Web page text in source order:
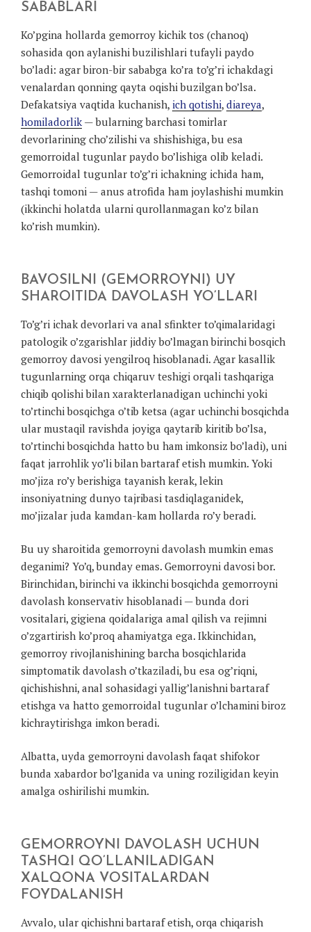
SABABLARI
Ko’pgina hollarda gemorroy kichik tos (chanoq)
sohasida qon aylanishi buzilishlari tufayli paydo
bo’ladi: agar biron-bir sababga ko’ra to’g’ri ichakdagi
venalardan qonning qayta oqishi buzilgan bo’lsa.
Defakatsiya vaqtida kuchanish, ich qotishi, diareya,
homiladorlik— bularning barchasi tomirlar
devorlarining cho’zilishi va shishishiga, bu esa
gemorroidal tugunlar paydo bo’lishiga olib keladi.
Gemorroidal tugunlar to’g’ri ichakning ichida ham,
tashqi tomoni — anus atrofida ham joylashishi mumkin
(ikkinchi holatda ularni qurollanmagan ko’z bilan
ko’rish mumkin).
BAVOSILNI (GEMORROYNI) UY
SHAROITIDA DAVOLASH YO’LLARI
To’g’ri ichak devorlari va anal sfinkter to’qimalaridagi
patologik o’zgarishlar jiddiy bo’lmagan birinchi bosqich
gemorroy davosi yengilroq hisoblanadi. Agar kasallik
tugunlarning orqa chiqaruv teshigi orqali tashqariga
chiqib qolishi bilan xarakterlanadigan uchinchi yoki
to’rtinchi bosqichga o’tib ketsa (agar uchinchi bosqichda
ular mustaqil ravishda joyiga qaytarib kiritib bo’lsa,
to’rtinchi bosqichda hatto bu ham imkonsiz bo’ladi), uni
faqat jarrohlik yo’li bilan bartaraf etish mumkin. Yoki
mo’jiza ro’y berishiga tayanish kerak, lekin
insoniyatning dunyo tajribasi tasdiqlaganidek,
mo’jizalar juda kamdan-kam hollarda ro’y beradi.
Bu uy sharoitida gemorroyni davolash mumkin emas
deganimi? Yo’q, bunday emas. Gemorroyni davosi bor.
Birinchidan, birinchi va ikkinchi bosqichda gemorroyni
davolash konservativ hisoblanadi — bunda dori
vositalari, gigiena qoidalariga amal qilish va rejimni
o’zgartirish ko’proq ahamiyatga ega. Ikkinchidan,
gemorroy rivojlanishining barcha bosqichlarida
simptomatik davolash o’tkaziladi, bu esa og’riqni,
qichishishni, anal sohasidagi yallig’lanishni bartaraf
etishga va hatto gemorroidal tugunlar o’lchamini biroz
kichraytirishga imkon beradi.
Albatta, uyda gemorroyni davolash faqat shifokor
bunda xabardor bo’lganida va uning roziligidan keyin
amalga oshirilishi mumkin.
GEMORROYNI DAVOLASH UCHUN
TASHQI QO’LLANILADIGAN
XALQONA VOSITALARDAN
FOYDALANISH
Avvalo, ular qichishni bartaraf etish, orqa chiqarish